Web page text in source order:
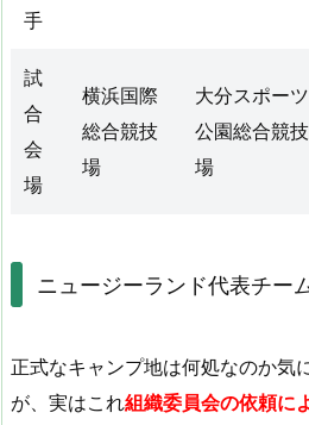
手
試
合
会
場
横浜国際
総合競技
場
大分スポーツ
公園総合競技
場
ニュージーランド代表チー
正式なキャンプ地は何処なのか気
が、実はこれ組織委員会の依頼に